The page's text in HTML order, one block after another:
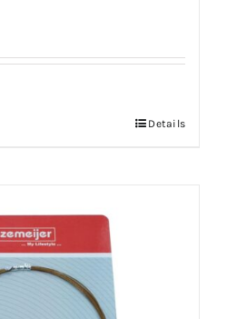
Details